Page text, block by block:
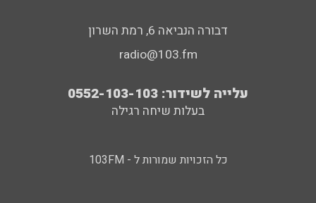
דבורה הנביאה 6, רמת השרון
radio@103.fm
עלייה לשידור: 0552-103-103
בעלות שיחה רגילה
כל הזכויות שמורות ל - 103FM